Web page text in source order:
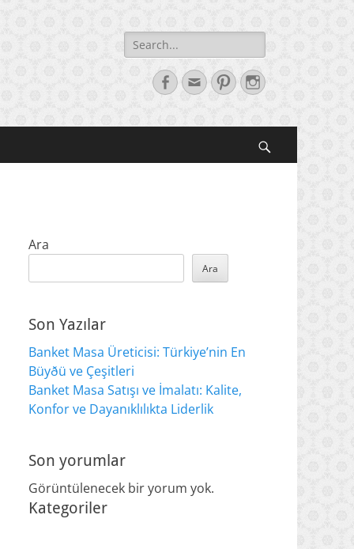
Search
for:
Facebook
EmailPinterestInstagram
Search
Ara
Ara
Son Yazılar
Banket Masa Üreticisi: Türkiye’nin En
Büyðü ve Çeşitleri
Banket Masa Satışı ve İmalatı: Kalite,
Konfor ve Dayanıklılıkta Liderlik
Son yorumlar
Görüntülenecek bir yorum yok.
Kategoriler